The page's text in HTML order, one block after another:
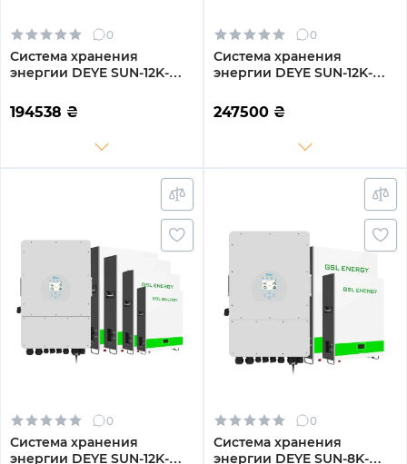
0
Система хранения
энергии DEYE SUN-12K-
12kW 14.4kWh 3BAT
LiFePO4 6500 циклов
194538 ₴
0
Система хранения
энергии DEYE SUN-12K-
W 12kW 19.2kWh 4BAT
LiFePO4 6000 циклов
247500 ₴
0
Система хранения
энергии DEYE SUN-12K-
0
Система хранения
энергии DEYE SUN-8K-